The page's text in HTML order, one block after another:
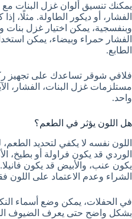
يمكنك تنسيق ألوان غزل البنات مع
الفشار، أو ديكور الطاولة. مثلًا،
وبنفسجية، يمكن اختيار غزل
الفشار حمراء وبيضاء، يمكن
الطابع.
فلافي شوقر تساعدك على تجهيز
مستلزمات غزل البنات، الفشار،
واحد.
هل اللون يؤثر في الطعم؟
اللون نفسه لا يكفي لتحديد الطعم،
الوردي قد يكون فراولة أو بطيخ،
يكون عنب، والأبيض قد يكون
الشراء وعدم الاعتماد على اللون
في الحفلات، يمكن وضع أسماء
بشكل واضح حتى يعرف الضيوف